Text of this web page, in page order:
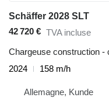
Schäffer 2028 SLT
42 720 € TVA incluse
Chargeuse construction -
2024
158 m/h
Allemagne, Kunde